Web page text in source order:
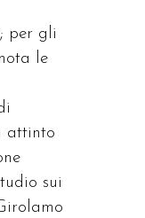
per gli
le
attinto
sui